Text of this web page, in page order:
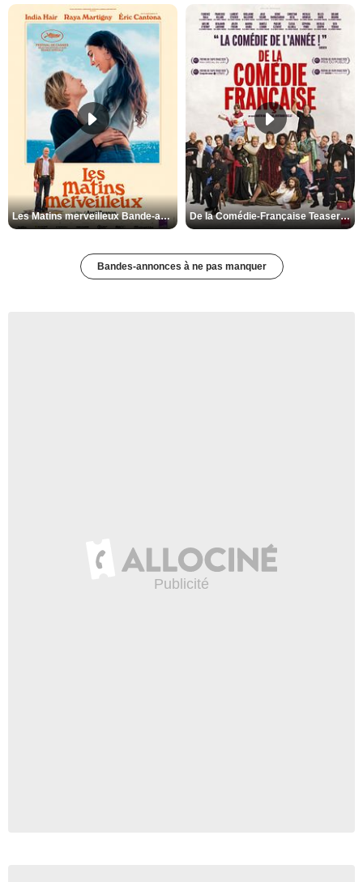
Les Matins merveilleux Bande-annonce VF De la Comédie-Française Teaser VF
Bandes-annonces à ne pas manquer